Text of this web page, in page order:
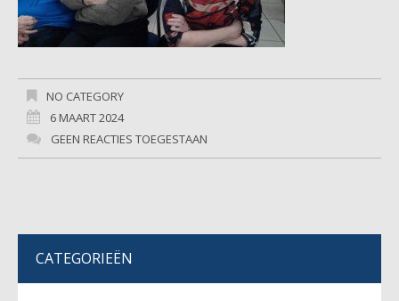
NO CATEGORY
6 MAART 2024
GEEN REACTIES TOEGESTAAN
CATEGORIEËN